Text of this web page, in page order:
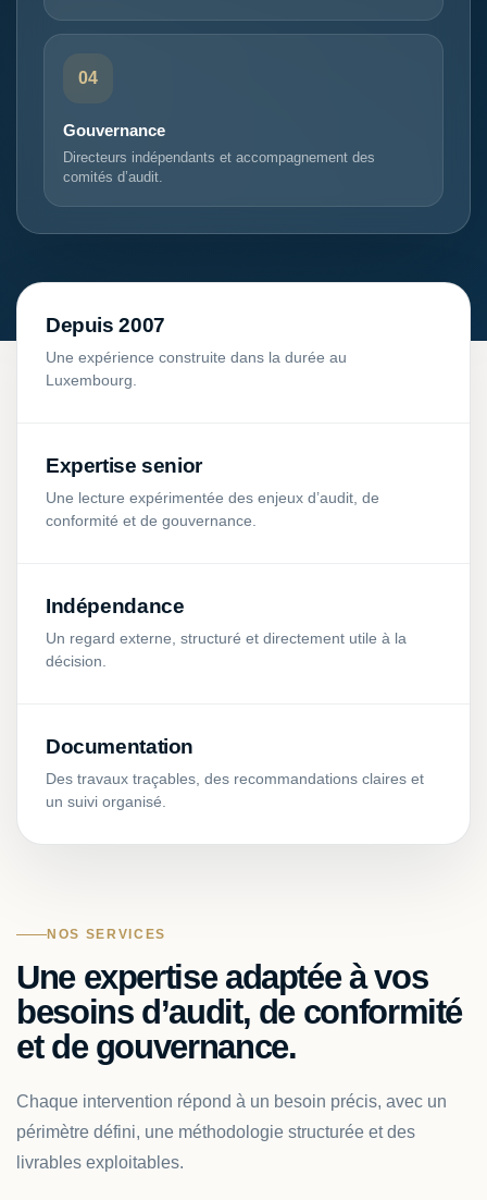
04
Gouvernance
Directeurs indépendants et accompagnement des
comités d’audit.
Depuis 2007
Une expérience construite dans la durée au
Luxembourg.
Expertise senior
Une lecture expérimentée des enjeux d’audit, de
conformité et de gouvernance.
Indépendance
Un regard externe, structuré et directement utile à la
décision.
Documentation
Des travaux traçables, des recommandations claires et
un suivi organisé.
NOS SERVICES
Une expertise adaptée à vos
besoins d’audit, de conformité
et de gouvernance.
Chaque intervention répond à un besoin précis, avec un
périmètre défini, une méthodologie structurée et des
livrables exploitables.